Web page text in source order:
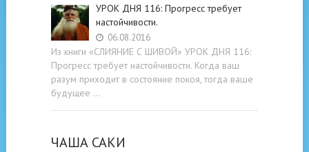
УРОК ДНЯ 116: Прогресс требует
настойчивости.
06.08.2016
Из книги «СЛИЯНИЕ С ШИВОЙ» УРОК ДНЯ 116:
Прогресс требует настойчивости. Когда ваш
разум приходит в состояние покоя, тогда ваше
будущее …
ЧАША САКИ